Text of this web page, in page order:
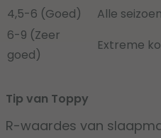
4,5-6 (Goed)
Alle
6-9 (Zeer
goed)
Extreme
Tip van Toppy
R-waardes van